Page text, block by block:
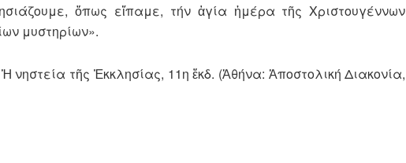
ὅπως εἴπαμε, τήν ἁγία ἡμέρα τῆς Χριστουγέννων
μυστηρίων».
τῆς Ἐκκλησίας, 11η ἔκδ. (Ἀθήνα: Ἀποστολική Διακονία,